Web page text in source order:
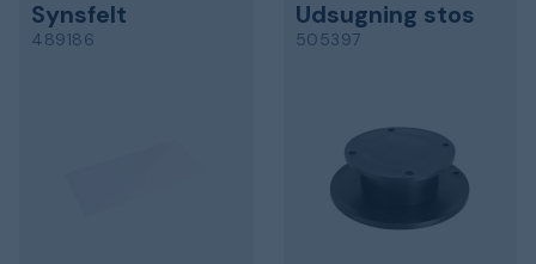
Synsfelt
489186
Udsugning stos
505397